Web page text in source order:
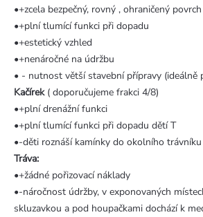
•+zcela bezpečný, rovný , ohraničený povrch
•+plní tlumící funkci při dopadu
•+estetický vzhled
•+nenáročné na údržbu
• - nutnost větší stavební přípravy (ideálně
Kačírek( doporučujeme frakci 4/8)
•+plní drenážní funkci
•+plní tlumící funkci při dopadu dětí T
•-děti roznáší kamínky do okolního trávníku
Tráva:
•+žádné pořizovací náklady
•-náročnost údržby, v exponovaných
skluzavkou a pod houpačkami dochází k